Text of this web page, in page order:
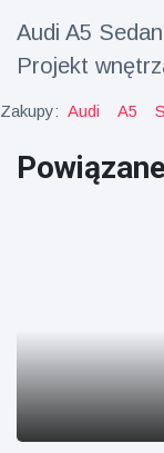
fizyczna
Podróże i
Audi A5
Projekt
Zakupy: Audi A5